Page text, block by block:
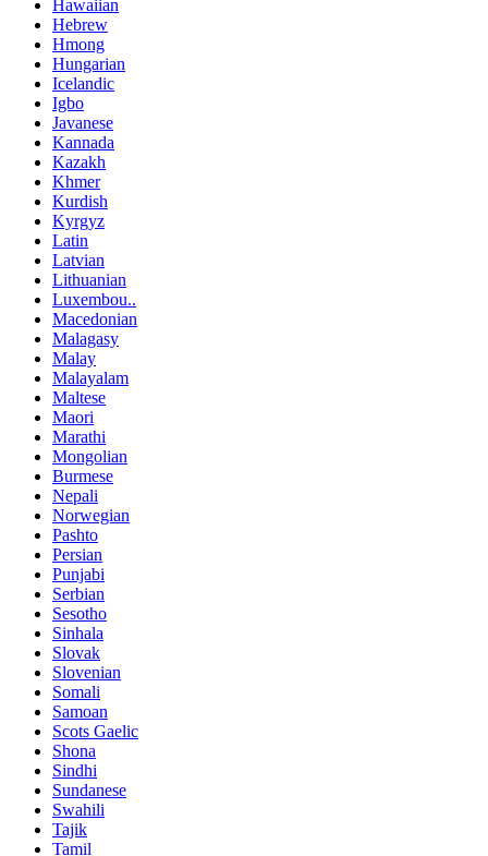
Hawaiian
Hebrew
Hmong
Hungarian
Icelandic
Igbo
Javanese
Kannada
Kazakh
Khmer
Kurdish
Kyrgyz
Latin
Latvian
Lithuanian
Luxembou..
Macedonian
Malagasy
Malay
Malayalam
Maltese
Maori
Marathi
Mongolian
Burmese
Nepali
Norwegian
Pashto
Persian
Punjabi
Serbian
Sesotho
Sinhala
Slovak
Slovenian
Somali
Samoan
Scots Gaelic
Shona
Sindhi
Sundanese
Swahili
Tajik
Tamil